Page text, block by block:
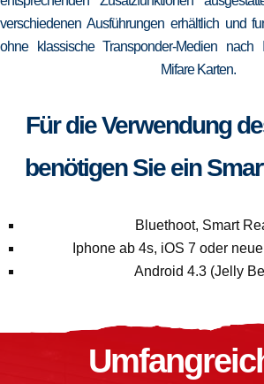
verschiedenen Ausführungen erhältlich und
ohne klassische Transponder-Medien nach
Mifare Karten.
Für die Verwendung
benötigen Sie ein
Bluethoot, Smart
Iphone ab 4s, iOS 7 oder
Android 4.3 (Jelly